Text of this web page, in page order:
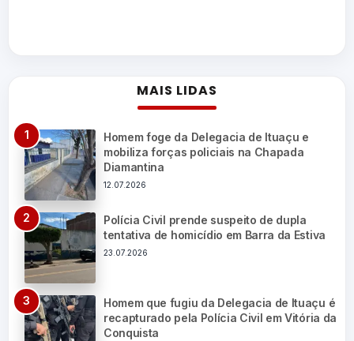
MAIS LIDAS
Homem foge da Delegacia de Ituaçu e
mobiliza forças policiais na Chapada
Diamantina
12.07.2026
Polícia Civil prende suspeito de dupla
tentativa de homicídio em Barra da Estiva
23.07.2026
Homem que fugiu da Delegacia de Ituaçu é
recapturado pela Polícia Civil em Vitória da
Conquista